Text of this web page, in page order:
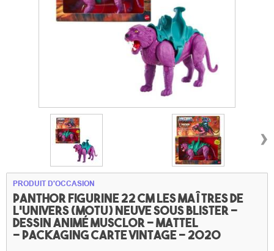
›
PRODUIT D'OCCASION
panthor Figurine 22 cm Les maîtres de
l'univers (MOTU) neuve sous blister -
dessin animé Musclor - Mattel
- Packaging carte vintage - 2020